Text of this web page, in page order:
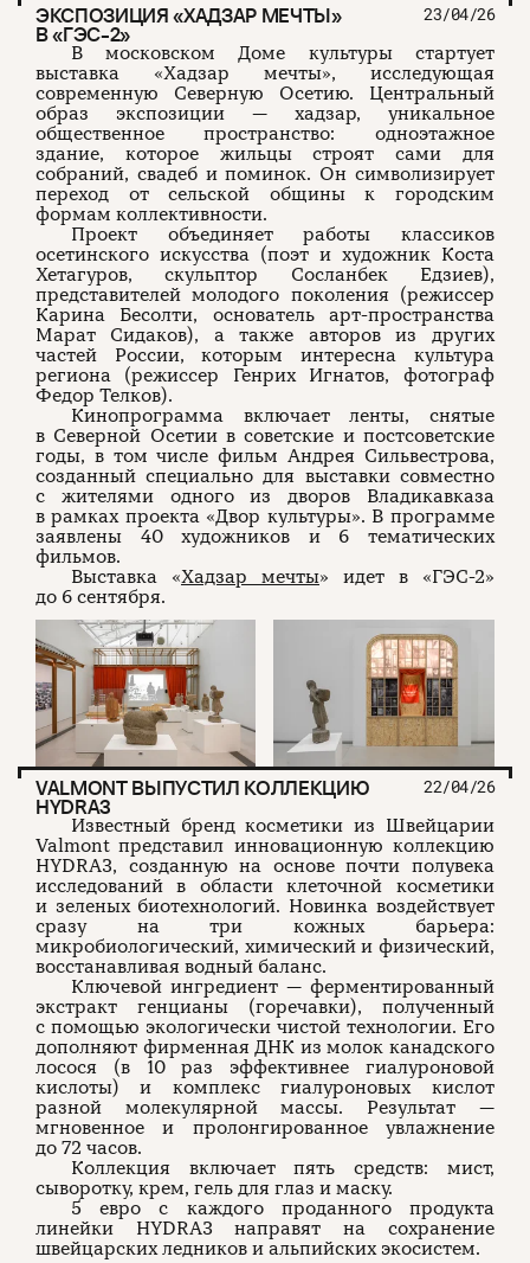
ЭКСПОЗИЦИЯ «ХАДЗАР МЕЧТЫ»
В «ГЭС-2»
23/04/26
В московском Доме культуры стартует
выставка «Хадзар мечты», исследующая
современную Северную Осетию. Центральный
образ экспозиции — хадзар, уникальное
общественное пространство: одноэтажное
здание, которое жильцы строят сами для
собраний, свадеб и поминок. Он символизирует
переход от сельской общины к городским
формам коллективности.
Проект объединяет работы классиков
осетинского искусства (поэт и художник Коста
Хетагуров, скульптор Сосланбек Едзиев),
представителей молодого поколения (режиссер
Карина Бесолти, основатель арт-пространства
Марат Сидаков), а также авторов из других
частей России, которым интересна культура
региона (режиссер Генрих Игнатов, фотограф
Федор Телков).
Кинопрограмма включает ленты, снятые
в Северной Осетии в советские и постсоветские
годы, в том числе фильм Андрея Сильвестрова,
созданный специально для выставки совместно
с жителями одного из дворов Владикавказа
в рамках проекта «Двор культуры». В программе
заявлены 40 художников и 6 тематических
фильмов.
Выставка «Хадзар мечты» идет в «ГЭС-2»
до 6 сентября.
VALMONT ВЫПУСТИЛ КОЛЛЕКЦИЮ
HYDRA3
22/04/26
Известный бренд косметики из Швейцарии
Valmont представил инновационную коллекцию
HYDRA3, созданную на основе почти полувека
исследований в области клеточной косметики
и зеленых биотехнологий. Новинка воздействует
сразу на три кожных барьера:
микробиологический, химический и физический,
восстанавливая водный баланс.
Ключевой ингредиент — ферментированный
экстракт генцианы (горечавки), полученный
с помощью экологически чистой технологии. Его
дополняют фирменная ДНК из молок канадского
лосося (в 10 раз эффективнее гиалуроновой
кислоты) и комплекс гиалуроновых кислот
разной молекулярной массы. Результат —
мгновенное и пролонгированное увлажнение
до 72 часов.
Коллекция включает пять средств: мист,
сыворотку, крем, гель для глаз и маску.
5 евро с каждого проданного продукта
линейки HYDRA3 направят на сохранение
швейцарских ледников и альпийских экосистем.